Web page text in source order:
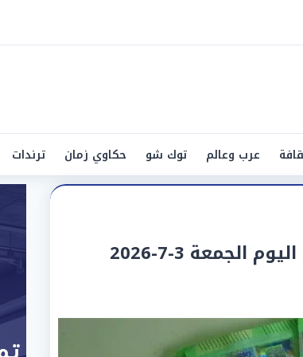
عرب وعالم توك شو حكاوي زمان ترندات
3-7-2026